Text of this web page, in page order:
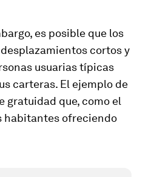
es posible que los
cortos y
usuarias típicas
carteras. El ejemplo de
gratuidad que, como el
habitantes ofreciendo